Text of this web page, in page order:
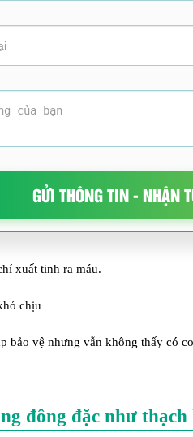
GỬI THÔNG TIN - NHẬN
xuất tinh ra máu.
chịu
bảo vệ nhưng vẫn không thấy có
đông đặc như